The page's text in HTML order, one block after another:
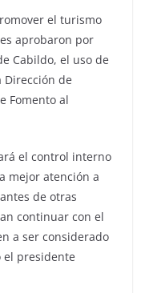
el turismo
aprobaron por
Cabildo, el uso de
de
Fomento al
el control interno
mejor atención a
de otras
continuar con el
a ser considerado
el presidente